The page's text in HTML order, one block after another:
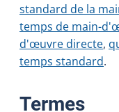
standard de la
temps de main-
d'œuvre directe,
temps standard.
Termes: